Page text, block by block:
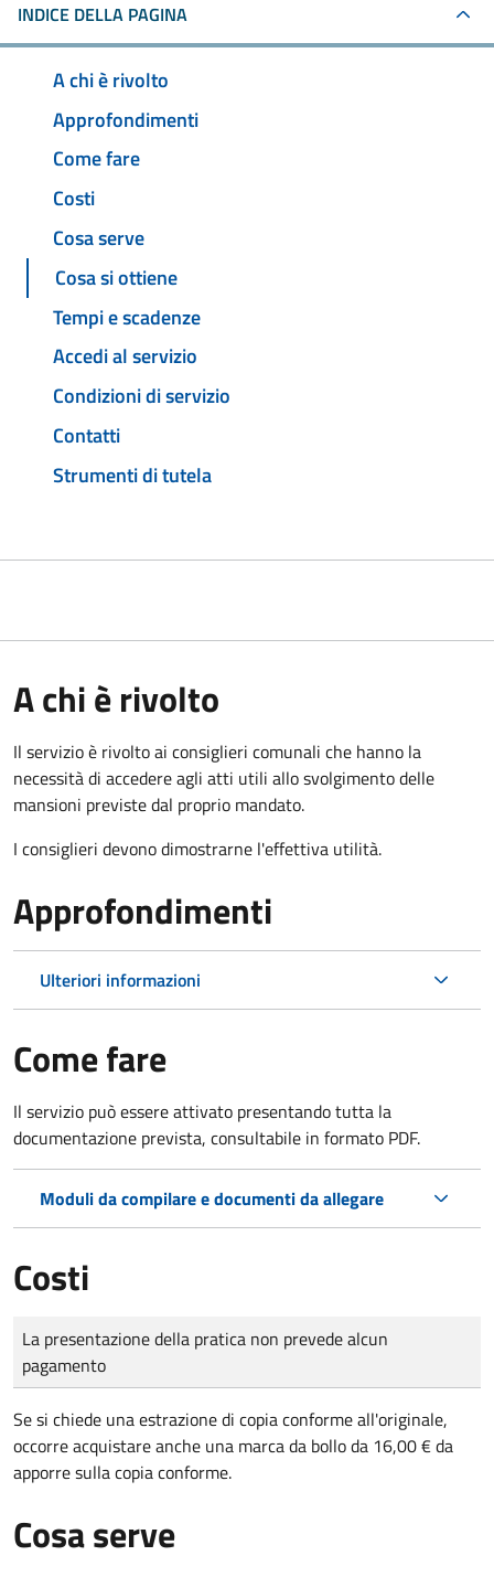
INDICE DELLA PAGINA
A chi è rivolto
Approfondimenti
Come fare
Costi
Cosa serve
Cosa si ottiene
Tempi e scadenze
Accedi al servizio
Condizioni di servizio
Contatti
Strumenti di tutela
A chi è rivolto
Il servizio è rivolto ai consiglieri comunali che hanno la
necessità di accedere agli atti utili allo svolgimento delle
mansioni previste dal proprio mandato.
I consiglieri devono dimostrarne l'effettiva utilità.
Approfondimenti
Ulteriori informazioni
Come fare
Il servizio può essere attivato presentando tutta la
documentazione prevista, consultabile in formato PDF.
Moduli da compilare e documenti da allegare
Costi
Tipo di pagamento
Importo
La presentazione della pratica non prevede alcun
pagamento
Se si chiede una estrazione di copia conforme all'originale,
occorre acquistare anche una marca da bollo da 16,00 € da
apporre sulla copia conforme.
Cosa serve